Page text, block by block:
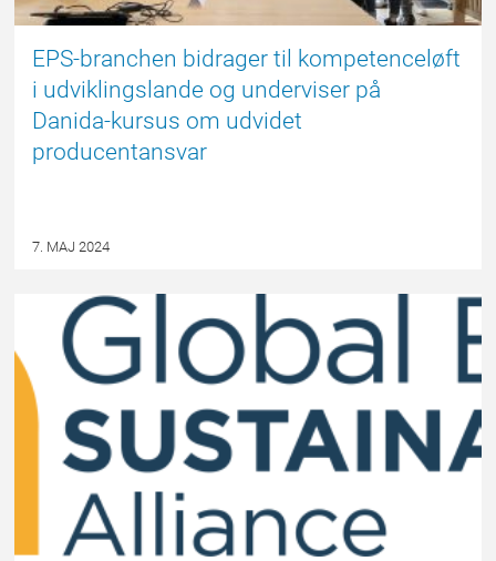
EPS-branchen bidrager til kompetenceløft
i udviklingslande og underviser på
Danida-kursus om udvidet
producentansvar
7. MAJ 2024
EPSBLOGGEN